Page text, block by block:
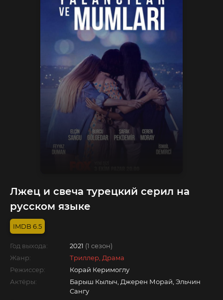
Лжец и свеча турецкий серил на
русском языке
6.5
Год выхода: 2021 (1 сезон)
Жанр:
Триллер, Драма
Режиссер:
Корай Керимоглу
Актёры:
Барыш Кылыч, Джерен Морай, Эльчин
Сангу